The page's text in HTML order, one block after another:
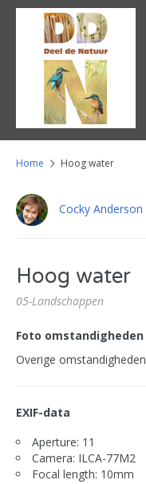
Home Hoog water
Cocky Anderson
Hoog water
05-Landschappen
Foto omstandigheden
Overige omstandigheden
EXIF-data
Aperture: 11
Camera: ILCA-77M2
Focal length: 10mm